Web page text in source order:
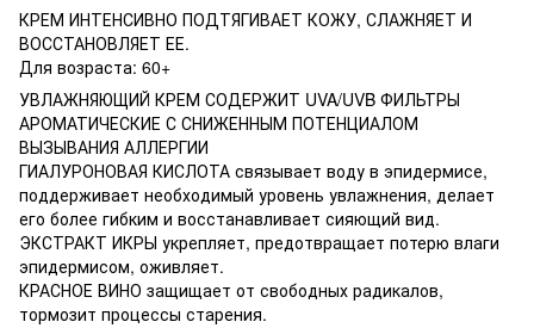
КРЕМ ИНТЕНСИВНО ПОДТЯГИВАЕТ КОЖУ, СЛАЖНЯЕТ И
ВОССТАНОВЛЯЕТ ЕЕ.
Для возраста: 60+
УВЛАЖНЯЮЩИЙ КРЕМ СОДЕРЖИТ UVA/UVB ФИЛЬТРЫ
АРОМАТИЧЕСКИЕ С СНИЖЕННЫМ ПОТЕНЦИАЛОМ
ВЫЗЫВАНИЯ АЛЛЕРГИИ
ГИАЛУРОНОВАЯ КИСЛОТА связывает воду в эпидермисе,
поддерживает необходимый уровень увлажнения, делает
его более гибким и восстанавливает сияющий вид.
ЭКСТРАКТ ИКРЫ укрепляет, предотвращает потерю влаги
эпидермисом, оживляет.
КРАСНОЕ ВИНО защищает от свободных радикалов,
тормозит процессы старения.